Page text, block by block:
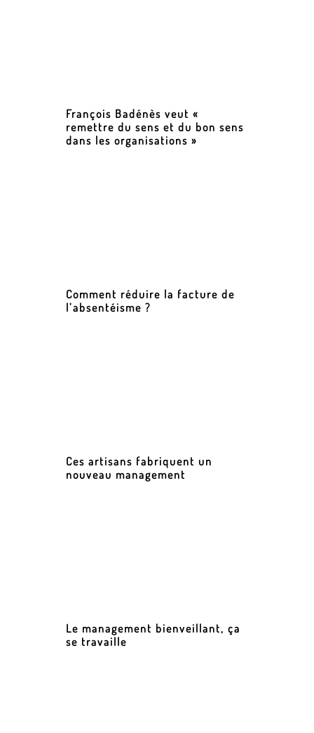
François Badénès veut «
remettre du sens et du bon sens
dans les organisations »
Comment réduire la facture de
l’absentéisme ?
Ces artisans fabriquent un
nouveau management
Le management bienveillant, ça
se travaille